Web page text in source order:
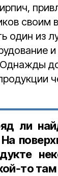
своим
один из
ли